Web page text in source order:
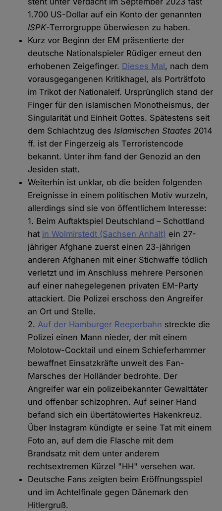
1.700 US-Dollar auf ein Konto der genannten
ISPK-Terrorgruppe überwiesen zu haben.
Kurz vor Beginn der EM präsentierte der
deutsche Nationalspieler Rüdiger erneut den
erhobenen Zeigefinger. Dieses Mal, nach dem
vorausgegangenen Kritikhagel, als Porträtfoto
im Trikot der Nationalelf. Ursprünglich stand der
Finger für den islamischen Monotheismus, der
Singularität und Einheit Gottes. Spätestens seit
dem Schlachtzug desIslamischen Staates 2014
ff. ist der Fingerzeig als Terroristencode
bekannt. Unter ihm fand der Genozid an den
Jesiden statt.
Weiterhin ist unklar, ob die beiden folgenden
Ereignisse in einem politischen Motiv wurzeln,
allerdings sind sie von öffentlichem Interesse:
1. Beim Auftaktspiel Deutschland – Schottland
hat in Wolmirstedt (Sachsen Anhalt) ein 27-
jähriger Afghane zuerst einen 23-jährigen
anderen Afghanen mit einer Stichwaffe tödlich
verletzt und im Anschluss mehrere Personen
auf einer nahegelegenen privaten EM-Party
attackiert. Die Polizei erschoss den Angreifer
an Ort und Stelle.
2.Auf der Hamburger Reeperbahn streckte die
Polizei einen Mann nieder, der mit einem
Molotow-Cocktail und einem Schieferhammer
bewaffnet Einsatzkräfte unweit des Fan-
Marsches der Holländer bedrohte. Der
Angreifer war ein polizeibekannter Gewalttäter
und offenbar schizophren. Auf seiner Hand
befand sich ein übertätowiertes Hakenkreuz.
Über Instagram kündigte er seine Tat mit einem
Foto an, auf dem die Flasche mit dem
Brandsatz mit dem unter anderem
rechtsextremen Kürzel "HH" versehen war.
Deutsche Fans zeigten beim Eröffnungsspiel
und im Achtelfinale gegen Dänemark den
Hitlergruß.